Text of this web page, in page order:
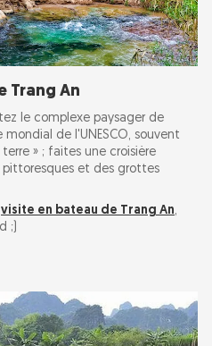
Trang An
le complexe paysager de
mondial de l'UNESCO, souvent
» ; faites une croisière
pittoresques et des grottes
visite en bateau de Trang An,
;)